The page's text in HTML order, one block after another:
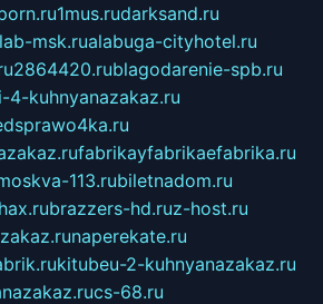
1mus.rudarksand.ru
msk.rualabuga-cityhotel.ru
2864420.rublagodarenie-spb.ru
4-kuhnyanazakaz.ru
fabrikayfabrikaefabrika.ru
113.rubiletnadom.ru
brazzers-hd.ruz-host.ru
naperekate.ru
kitubeu-2-kuhnyanazakaz.ru
cs-68.ru